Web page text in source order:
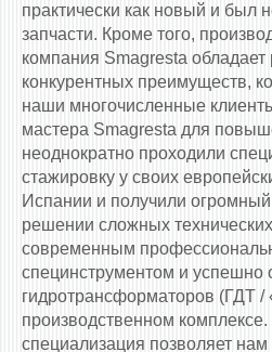
практически как новый и был
запчасти. Кроме того,
компания Smagresta
конкурентных преимуществ,
наши многочисленные
мастера Smagresta для
неоднократно проходили
стажировку у своих
Испании и получили
решении сложных
современным
специнструментом и успешно
гидротрансформаторов (ГДТ /
производственном
специализация позволяет нам